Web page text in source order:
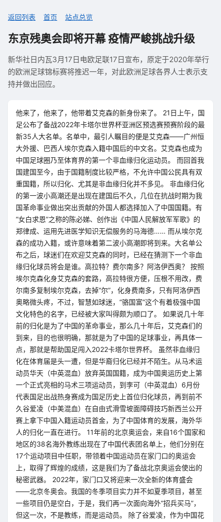
返回列表 首页 站点总览
东京残奥会即将开幕 疫情严峻挑战升级
新华社日内瓦3月17日电欧足联17日宣布，原定于2020年举行
的欧洲足球锦标赛将推迟一年，对此欧洲足球各界人士表示支
持并做出回应。
他来了，他来了，他带着艾克森的新身份来了。 21日上午，国
足公布了备战2022年卡塔尔世界杯亚洲区预选赛预赛阶段的最
新35人大名单。名单中，最引人瞩目的便是艾克森——广州恒
大外援、巴西人埃尔克森入籍中国后的中文名。艾克森也成为
中国足球圈乃至体育界的第一个非血缘归化运动员。 而回首我
国建国至今，由于国籍制度比较严格，不允许中国公民具有双
重国籍，所以归化、尤其是非血缘归化并不多见。 非血缘归化
的第一波小高潮还是出现在建国后不久，几位在抗战时期为我
国革命事业做出突出贡献的外国人都选择加入了中国国籍。有
“女白求恩”之称的陈必娣、创作出《中国人民解放军军歌》的
郑律成、运用先进医学知识无偿服务的马海德…… 而从埃尔克
森的成功入籍，或许意味着第二波小高潮即将到来。大名单公
布之后，球迷们在欢迎艾克森的同时，已经在猜测下一个非血
缘归化球员将会是谁。高拉特？费尔南多？阿洛伊西奥？ 按照
埃尔克森化身艾克森的套路，高拉特很方便，压根不用改，费
尔南多复制埃尔克森，去掉“尔”，化身费南多，只有阿洛伊西
奥略微头疼，不过，智慧如球迷，“骆国富”这个有着极强中国
文化特色的名字，已经被大家叫得颇为顺口了。 如果说几十年
前的归化是为了中国的革命事业，那么几十年后，艾克森们的
到来，目的也很明确，那就是为了中国的足球事业，再具体一
点，那就是帮助国足闯入2022卡塔尔世界杯。 虽然非血缘归
化在体育届是头一遭，但是华裔归化已经并不陌生。从马术运
动员华天（中英混血）放弃英国国籍，成为中国奥运历史上第
一个正式亮相的马术三项运动员，到李可（中英混血）6月份
代表国足出战热身赛成为国足历史上首位归化球员，再到前不
久谷爱凌（中美混血）在自由式滑雪坡面障碍技巧新西兰公开
赛上拿下中国入籍运动员首金，为了中国体育的发展，海外华
人的归化一直在进行。 11年前的北京奥运会，来自16个国家和
地区的38名海外教练出现在了中国代表团名单上，他们分别在
17个运动项目中任职，带领着中国运动员在家门口的奥运会
上，取得了辉煌的成绩，这是我们为了备战北京奥运会使出的
秘密武器。 2022年，家门口又将迎来一次全新的体育盛会
——北京冬奥会。我国的冬季项目实力并不如夏季项目，甚至
一些项目仍是空白，于是，我们再一次面向海外“招兵买马”，
但这一次，不是教练，而是运动员。 除了谷爱凌，作为中国花